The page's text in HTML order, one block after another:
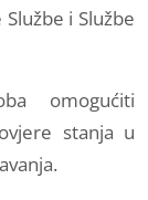
i Službe
omogućiti
stanja u